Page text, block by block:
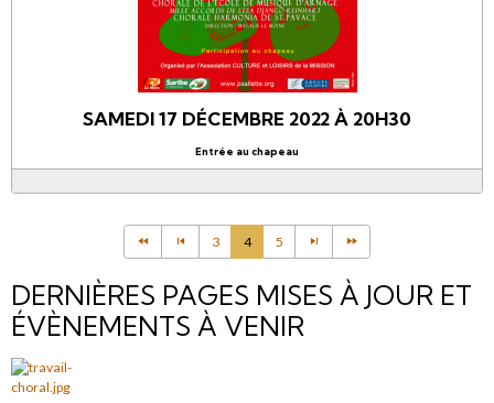
SAMEDI 17 DÉCEMBRE 2022 À 20H30
Entrée au chapeau
3 4 5
DERNIÈRES PAGES MISES À JOUR ET
ÉVÈNEMENTS À VENIR